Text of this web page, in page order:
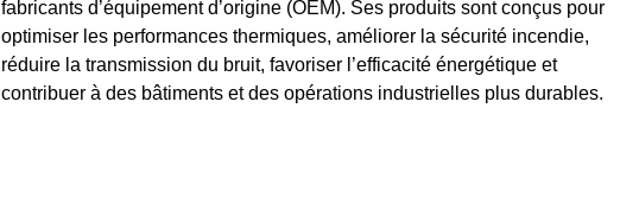
fabricants d’équipement d’origine (OEM). Ses produits sont conçus pour
optimiser les performances thermiques, améliorer la sécurité incendie,
réduire la transmission du bruit, favoriser l’efficacité énergétique et
contribuer à des bâtiments et des opérations industrielles plus durables.